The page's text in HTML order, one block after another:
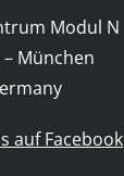
Modul N
München
auf Facebook